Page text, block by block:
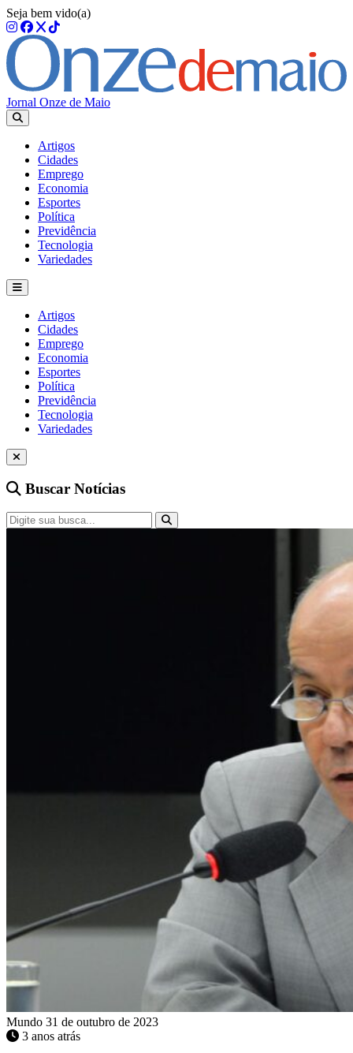
Seja bem vido(a)
Jornal Onze de Maio
Artigos
Cidades
Emprego
Economia
Esportes
Política
Previdência
Tecnologia
Variedades
Artigos
Cidades
Emprego
Economia
Esportes
Política
Previdência
Tecnologia
Variedades
Buscar Notícias
Mundo 31 de outubro de 2023
3 anos atrás